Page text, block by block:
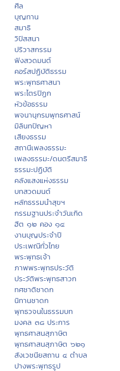
ศีล
บุญทาน
สมาธิ
วิปัสสนา
ปริวาสกรรม
ฟังสวดมนต์
คอร์สปฏิบัติธรรม
พระพุทธศาสนา
พระไตรปิฏก
หัวข้อธรรม
พจนานุกรมพุทธศาสน์
มิลินทปัญหา
เสียงธรรม
สถานีเพลงธรรมะ
เพลงธรรมะ/ดนตรีสมาธิ
ธรรมะปฏิบัติ
คลังแสงแห่งธรรม
บทสวดมนต์
หลักธรรมนำสุขฯ
กรรมฐานประจำวันเกิด
ฮีต ๑๒ คอง ๑๔
งานบุญประจำปี
ประเพณีทั่วไทย
พระพุทธเจ้า
ภาพพระพุทธประวัติ
ประวัติพระพุทธสาวก
ทศชาติชาดก
นิทานชาดก
พุทธวจนในธรรมบท
มงคล ๓๘ ประการ
พุทธศาสนสุภาษิต
พุทธศาสนสุภาษิต ๖๒๑
สังเวชนียสถาน ๔ ตำบล
ปางพระพุทธรูป